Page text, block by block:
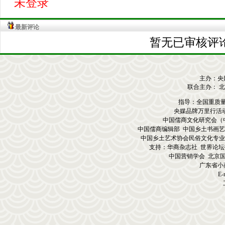
未登录
最新评论
暂无已审核评
主办：
联合主办：
指导：全国重质
央媒品牌万里行活
中国儒商文化研究会
中国儒商编辑部 中国乡土书画
中国乡土艺术协会民俗文化专
支持：华商杂志社 世界论
中国营销学会 北京
广东省
E-